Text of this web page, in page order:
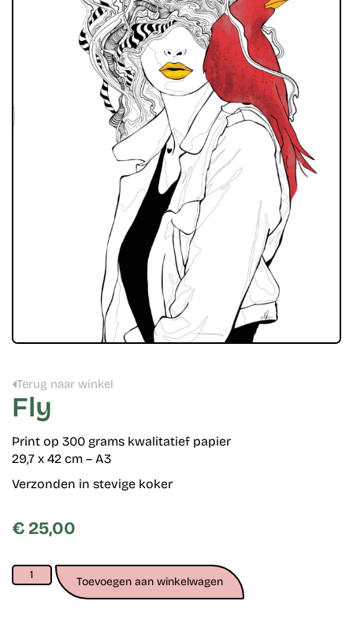
Terug naar winkel
Fly
Print op 300 grams kwalitatief papier
29,7 x 42 cm – A3
Verzonden in stevige koker
€ 25,00
Toevoegen aan winkelwagen